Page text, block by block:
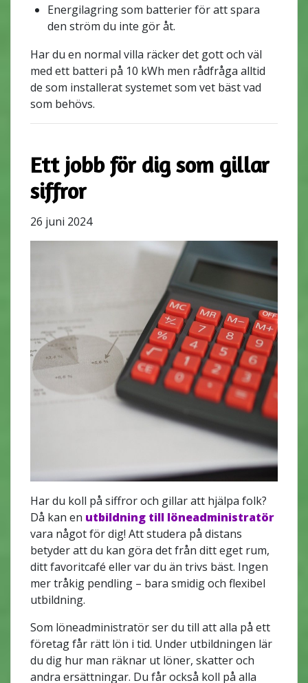
Energilagring som batterier för att spara
den ström du inte gör åt.
Har du en normal villa räcker det gott och väl
med ett batteri på 10 kWh men rådfråga alltid
de som installerat systemet som vet bäst vad
som behövs.
Ett jobb för dig som gillar
siffror
26 juni 2024
Har du koll på siffror och gillar att hjälpa folk?
Då kan en utbildning till löneadministratör
vara något för dig! Att studera på distans
betyder att du kan göra det från ditt eget rum,
ditt favoritcafé eller var du än trivs bäst. Ingen
mer tråkig pendling – bara smidig och flexibel
utbildning.
Som löneadministratör ser du till att alla på ett
företag får rätt lön i tid. Under utbildningen lär
du dig hur man räknar ut löner, skatter och
andra ersättningar. Du får också koll på alla